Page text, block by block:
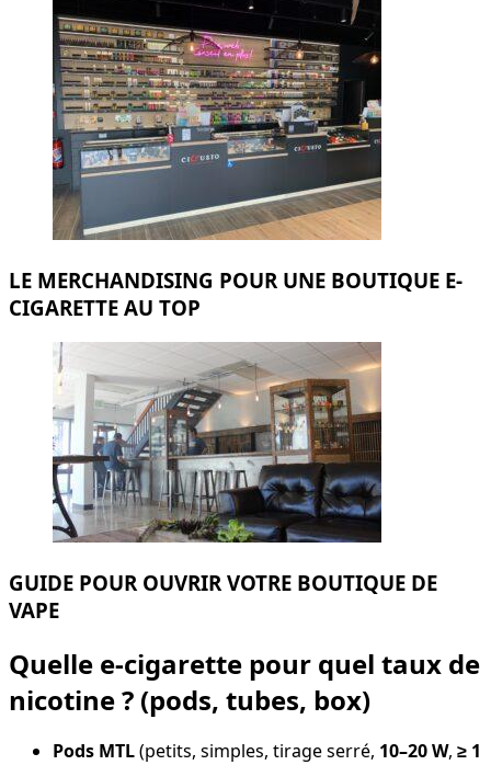
LE MERCHANDISING POUR UNE BOUTIQUE E-
CIGARETTE AU TOP
GUIDE POUR OUVRIR VOTRE BOUTIQUE DE
VAPE
Quelle e-cigarette pour quel taux de
nicotine ? (pods, tubes, box)
Pods MTL(petits, simples, tirage serré, 10–20 W, ≥ 1